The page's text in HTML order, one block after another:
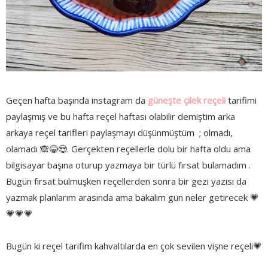
Geçen hafta başında instagram da güneşte çilek reçeli tarifimi
paylaşmış ve bu hafta reçel haftası olabilir demiştim arka
arkaya reçel tarifleri paylaşmayı düşünmüştüm ; olmadı,
olamadı 🙈😂😍. Gerçekten reçellerle dolu bir hafta oldu ama
bilgisayar başına oturup yazmaya bir türlü fırsat bulamadım .
Bugün fırsat bulmuşken reçellerden sonra bir gezi yazısı da
yazmak planlarım arasında ama bakalım gün neler getirecek 💗
💗💗💗
Bugün ki reçel tarifim kahvaltılarda en çok sevilen vişne reçeli💗